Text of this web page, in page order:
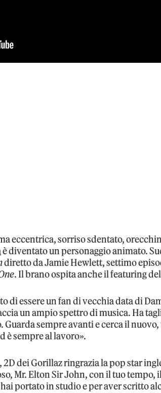
eccentrica, sorriso sdentato,
è diventato un personaggio animato.
diretto da Jamie Hewlett, settimo
. Il brano ospita anche il featuring
di essere un fan di vecchia data di
un ampio spettro di musica. Ha
Guarda sempre avanti e cerca il nuovo,
è sempre al lavoro».
dei Gorillaz ringrazia la pop star
Mr. Elton Sir John, con il tuo tempo,
portato in studio e per aver scritto